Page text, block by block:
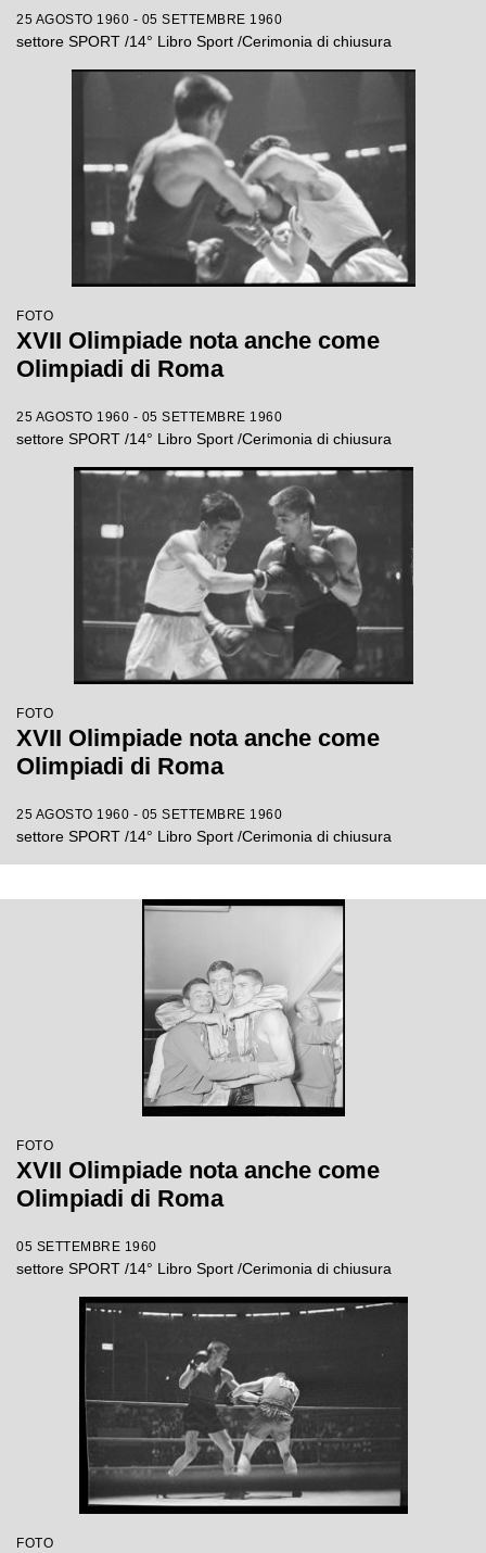
25 AGOSTO 1960 - 05 SETTEMBRE 1960
settore SPORT /14° Libro Sport /Cerimonia di chiusura
FOTO
XVII Olimpiade nota anche come
Olimpiadi di Roma
25 AGOSTO 1960 - 05 SETTEMBRE 1960
settore SPORT /14° Libro Sport /Cerimonia di chiusura
FOTO
XVII Olimpiade nota anche come
Olimpiadi di Roma
25 AGOSTO 1960 - 05 SETTEMBRE 1960
settore SPORT /14° Libro Sport /Cerimonia di chiusura
FOTO
XVII Olimpiade nota anche come
Olimpiadi di Roma
05 SETTEMBRE 1960
settore SPORT /14° Libro Sport /Cerimonia di chiusura
FOTO